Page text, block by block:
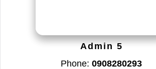
Admin 5
Phone:0908280293